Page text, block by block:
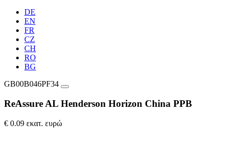
DE
EN
FR
CZ
CH
RO
BG
GB00B046PF34
ReAssure AL Henderson Horizon China PPB
€ 0.09 εκατ. ευρώ